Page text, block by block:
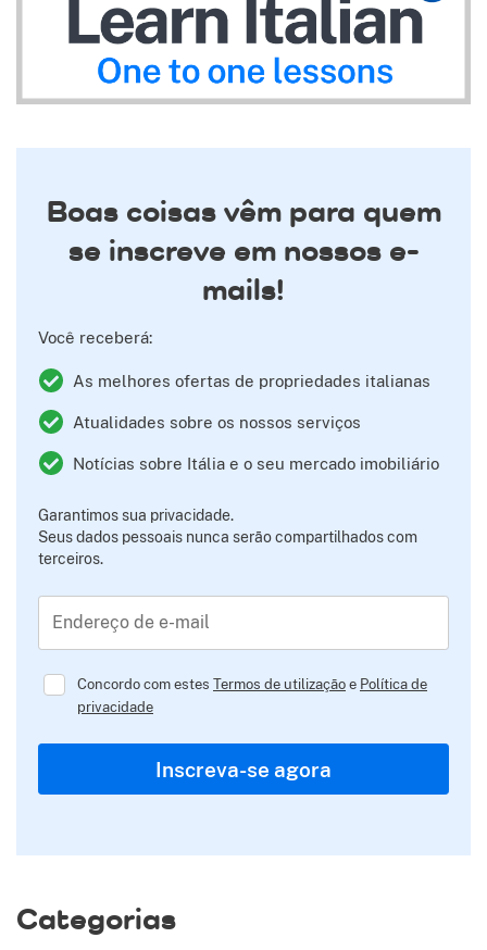
Boas coisas vêm para quem
se inscreve em nossos e-
mails!
Você receberá:
As melhores ofertas de propriedades italianas
Atualidades sobre os nossos serviços
Notícias sobre Itália e o seu mercado imobiliário
Garantimos sua privacidade.
Seus dados pessoais nunca serão compartilhados com
terceiros.
Endereço de e-mail
Concordo com estes Termos de utilizaçãoe Política de
privacidade
Inscreva-se agora
Categorias